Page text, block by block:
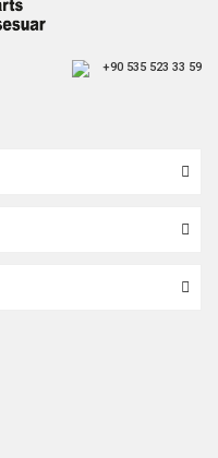
+90 535 523 33 59